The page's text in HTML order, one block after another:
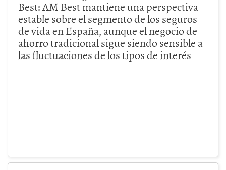
Best: AM Best mantiene una perspectiva
estable sobre el segmento de los seguros
de vida en España, aunque el negocio de
ahorro tradicional sigue siendo sensible a
las fluctuaciones de los tipos de interés